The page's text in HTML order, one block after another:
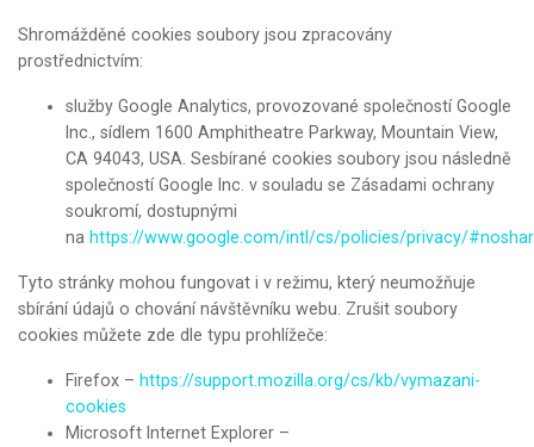
Shromážděné cookies soubory jsou zpracovány
prostřednictvím:
služby Google Analytics, provozované společností Google
Inc., sídlem 1600 Amphitheatre Parkway, Mountain View,
CA 94043, USA. Sesbírané cookies soubory jsou následně
společností Google Inc. v souladu se Zásadami ochrany
soukromí, dostupnými
na https://www.google.com/intl/cs/policies/privacy/
Tyto stránky mohou fungovat i v režimu, který neumožňuje
sbírání údajů o chování návštěvníku webu. Zrušit soubory
cookies můžete zde dle typu prohlížeče:
Firefox – https://support.mozilla.org/cs/kb/vymazani-
cookies
Microsoft Internet Explorer –